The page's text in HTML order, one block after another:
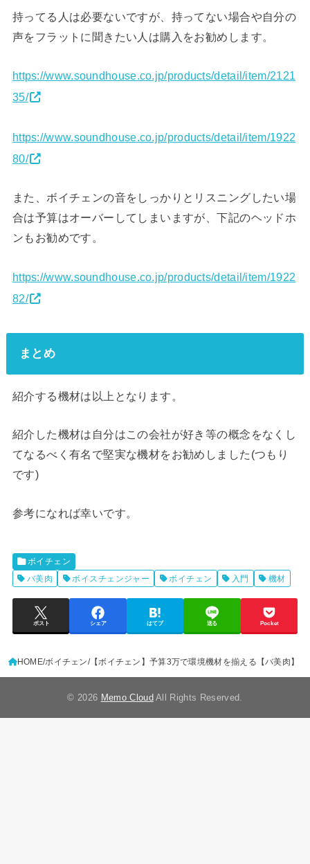
持ってる人は必要ないですが、持ってない場合や自分の
声をフラットに聞きたい人は購入をお勧めします。
https://www.soundhouse.co.jp/products/detail/item/2121
35/
https://www.soundhouse.co.jp/products/detail/item/1922
80/
また、ボイチェンの音をしっかりとリスニングしたい場
合は予算はオーバーしてしまいますが、下記のヘッドホ
ンもお勧めです。
https://www.soundhouse.co.jp/products/detail/item/1922
82/
まとめ
紹介する機材は以上となります。
紹介した機材は自分はこの会社が好き等の概念をなくし
てなるべく有名で堅実な機材をお勧めしました(つもり
です)
参考になれば幸いです。
ボイチェン
バ美肉
ボイスチェンジャー ボイチェン 入門 機材
ポスト シェア はてブ 送る Pocket
HOME ボイチェン 【ボイチェン】予算3万で環境機材を揃える【バ美肉】
© 2026 Memo Cloud All Rights Reserved.